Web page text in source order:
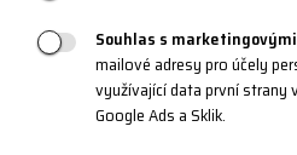
Souhlas s
mailové adresy pro účely
využívající data první strany
Google Ads a Sklik.
Údržba
Materiály a